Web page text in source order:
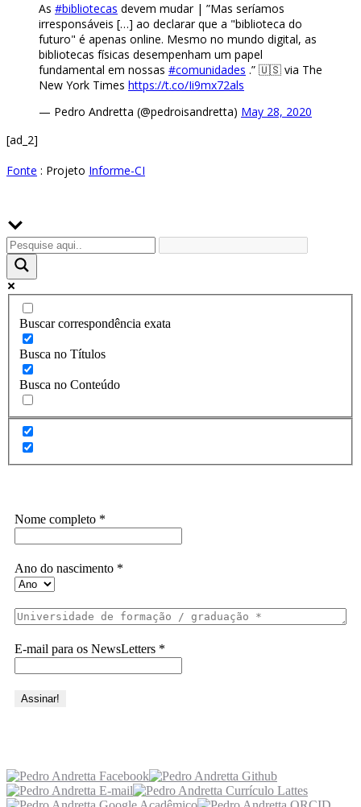
As #bibliotecas devem mudar | ”Mas seríamos
irresponsáveis […] ao declarar que a "biblioteca do
futuro" é apenas online. Mesmo no mundo digital, as
bibliotecas físicas desempenham um papel
fundamental em nossas #comunidades .” 🇺🇸 via The
New York Times https://t.co/Ii9mx72als
— Pedro Andretta (@pedroisandretta) May 28, 2020
[ad_2]
Fonte : Projeto Informe-CI
Buscar correspondência exata
Busca no Títulos
Busca no Conteúdo
Nome completo *
Ano do nascimento *
E-mail para os NewsLetters *